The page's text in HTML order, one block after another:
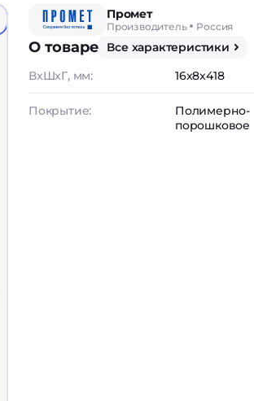
Промет
Производитель Россия
О товаре
Все характеристики
ВxШxГ, мм:
16x8x418
Покрытие:
Полимерно-
порошковое